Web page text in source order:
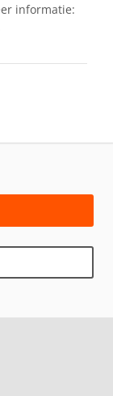
informatie: